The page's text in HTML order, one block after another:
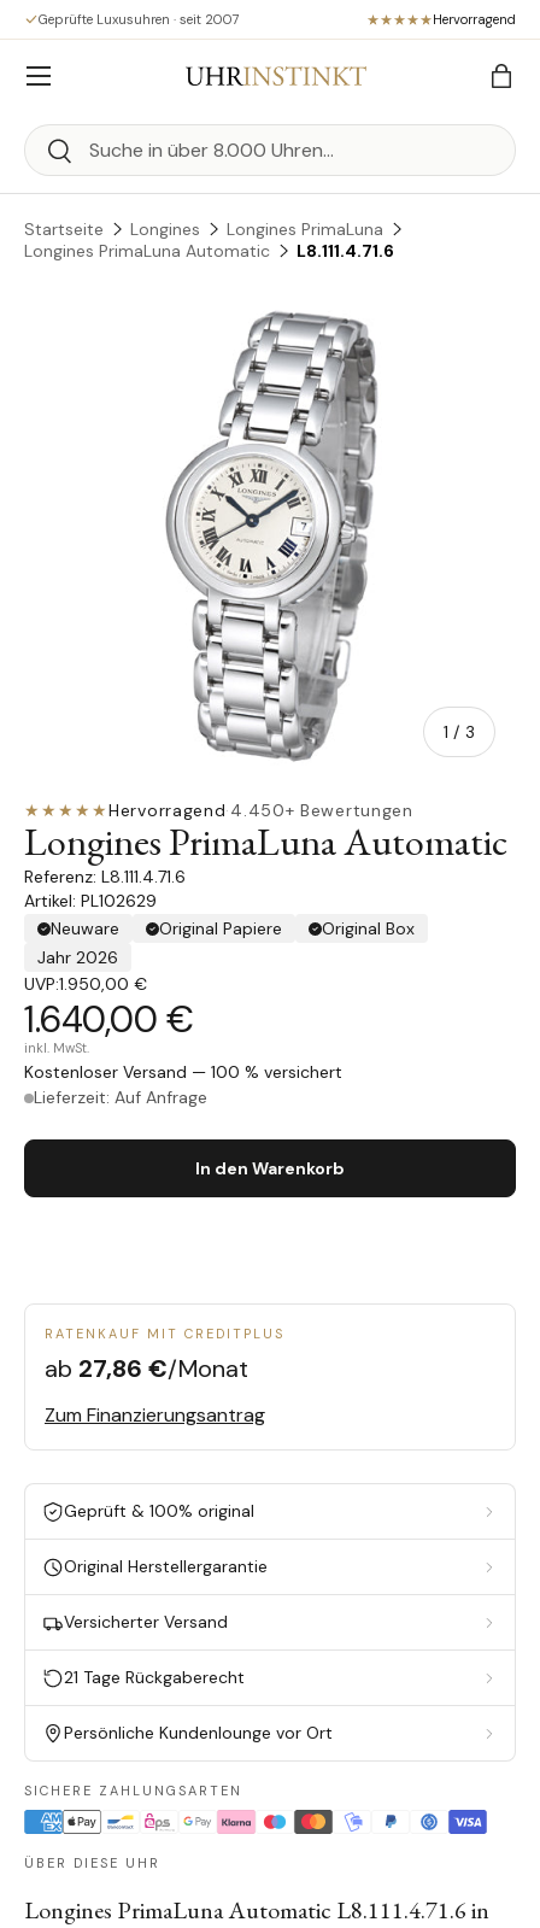
Direkt zum Inhalt
Geprüfte Luxusuhren · seit 2007 Hervorragend
Suchen
Suchen
Menü
Startseite Longines
Longines PrimaLuna
Longines PrimaLuna Automatic
L8.111.4.71.6
Zu Produktinformationen springen
1 / von
3
★★★★★Hervorragend·4.450+ Bewertungen
Longines PrimaLuna Automatic
L8.111.4.71.6
Artikel: PL102629
Neuware
Original Papiere
Original Box
Jahr 2026
UVP:1.950,00 €
1.640,00 €
inkl. MwSt.
Kostenloser Versand — 100 % versichert
Lieferzeit: Auf Anfrage
In den Warenkorb
RATENKAUF MIT CREDITPLUS
ab 27,86 €/Monat
Zum Finanzierungsantrag
Geprüft & 100% original
Original Herstellergarantie
Versicherter Versand
21 Tage Rückgaberecht
Persönliche Kundenlounge vor Ort
SICHERE ZAHLUNGSARTEN
ÜBER DIESE UHR
Longines PrimaLuna Automatic L8.111.4.71.6 in